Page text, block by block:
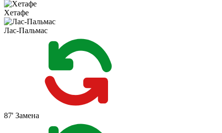
Хетафе
Лас-Пальмас
87' Замена